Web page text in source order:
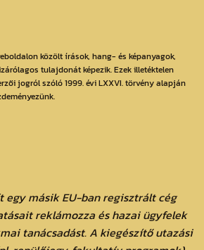
közölt írások, hang- és képanyagok,
tulajdonát képezik. Ezek illetéktelen
jogról szóló 1999. évi LXXVI. törvény alapján
egy másik EU-ban regisztrált cég
reklámozza és hazai ügyfelek
tanácsadást. A kiegészítő utazási